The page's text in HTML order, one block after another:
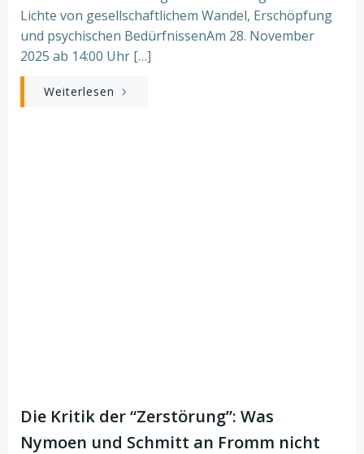
Lichte von gesellschaftlichem Wandel, Erschöpfung
und psychischen BedürfnissenAm 28. November
2025 ab 14:00 Uhr […]
Weiterlesen
Die Kritik der “Zerstörung”: Was
Nymoen und Schmitt an Fromm nicht